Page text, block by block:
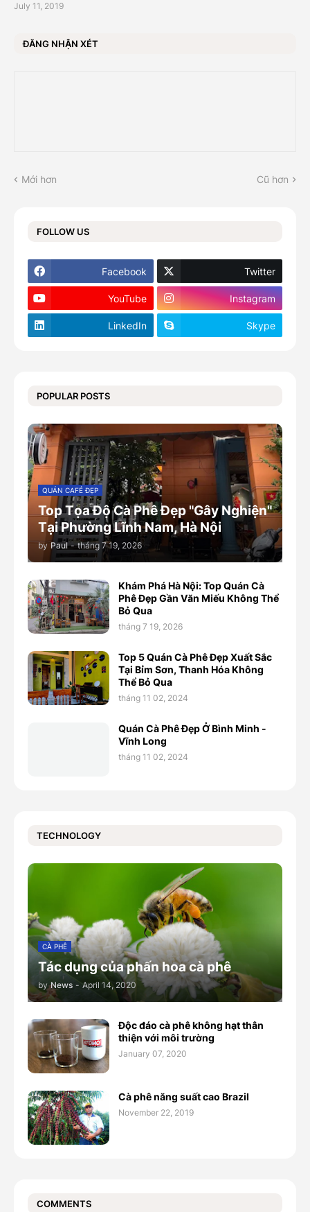
July 11, 2019
ĐĂNG NHẬN XÉT
Mới hơn Cũ hơn
FOLLOW US
Facebook Twitter
YouTube Instagram
LinkedIn Skype
POPULAR POSTS
QUÁN CAFÉ ĐẸP
Top Tọa Độ Cà Phê Đẹp "Gây Nghiện"
Tại Phường Lĩnh Nam, Hà Nội
by Paul - tháng 7 19, 2026
Khám Phá Hà Nội: Top Quán Cà
Phê Đẹp Gần Văn Miếu Không Thể
Bỏ Qua
tháng 7 19, 2026
Top 5 Quán Cà Phê Đẹp Xuất Sắc
Tại Bỉm Sơn, Thanh Hóa Không
Thể Bỏ Qua
tháng 11 02, 2024
Quán Cà Phê Đẹp Ở Bình Minh -
Vĩnh Long
tháng 11 02, 2024
TECHNOLOGY
CÀ PHÊ
Tác dụng của phấn hoa cà phê
by News - April 14, 2020
Độc đáo cà phê không hạt thân
thiện với môi trường
January 07, 2020
Cà phê năng suất cao Brazil
November 22, 2019
COMMENTS